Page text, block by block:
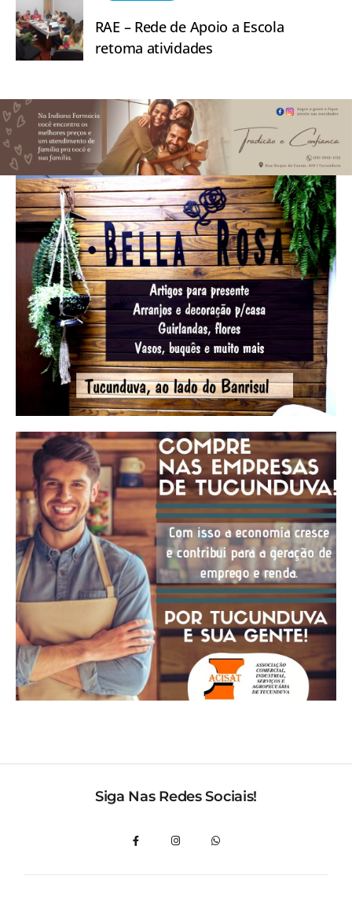
RAE – Rede de Apoio a Escola
retoma atividades
Siga Nas Redes Sociais!